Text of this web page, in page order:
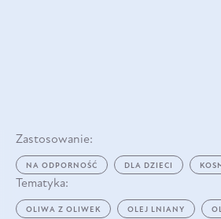
Zastosowanie:
NA ODPORNOŚĆ DLA DZIECI
Tematyka:
OLIWA Z OLIWEK OLEJ LNIANY